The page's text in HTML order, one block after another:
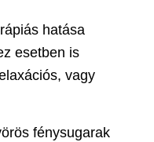
hatása
esetben is
vagy
fénysugarak